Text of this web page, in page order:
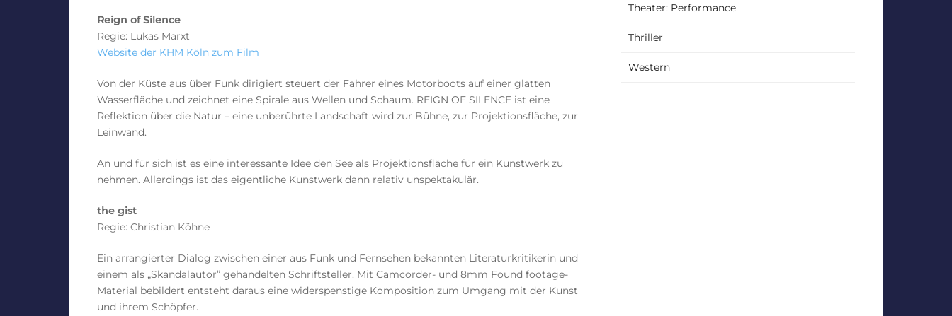
Reign of Silence
Regie: Lukas Marxt
Website der KHM Köln zum Film
Von der Küste aus über Funk dirigiert steuert der Fahrer eines Motorboots auf einer glatten
Wasserfläche und zeichnet eine Spirale aus Wellen und Schaum. REIGN OF SILENCE ist eine
Reflektion über die Natur – eine unberührte Landschaft wird zur Bühne, zur Projektionsfläche, zur
Leinwand.
An und für sich ist es eine interessante Idee den See als Projektionsfläche für ein Kunstwerk zu
nehmen. Allerdings ist das eigentliche Kunstwerk dann relativ unspektakulär.
the gist
Regie: Christian Köhne
Ein arrangierter Dialog zwischen einer aus Funk und Fernsehen bekannten Literaturkritikerin und
einem als „Skandalautor” gehandelten Schriftsteller. Mit Camcorder- und 8mm Found footage-
Material bebildert entsteht daraus eine widerspenstige Komposition zum Umgang mit der Kunst
und ihrem Schöpfer.
Theater: Performance
Thriller
Western